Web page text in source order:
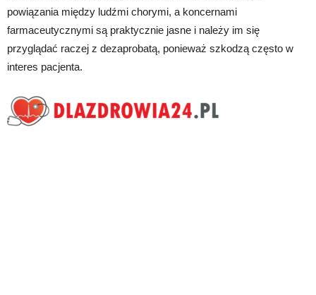
powiązania między ludźmi chorymi, a koncernami
farmaceutycznymi są praktycznie jasne i należy im się
przyglądać raczej z dezaprobatą, ponieważ szkodzą często w
interes pacjenta.